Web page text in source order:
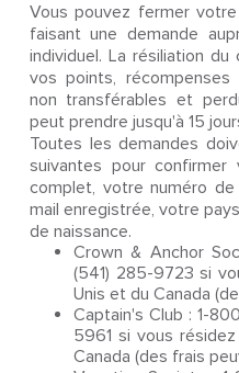
Vous pouvez fermer
faisant une demande
individuel. La résiliation
vos points,
non transférables et
peut prendre jusqu'à 15
Toutes les demandes
suivantes pour
complet, votre numéro
mail enregistrée, votre
de naissance.
Crown & Anchor
(541) 285-9723 si
Unis et du Canada
Captain's Club : 1-
5961 si vous
Canada (des frais